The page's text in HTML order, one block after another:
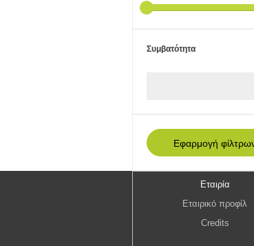
Συμβατότητα
Εταιρία
Εταιρικό προφίλ
Credits